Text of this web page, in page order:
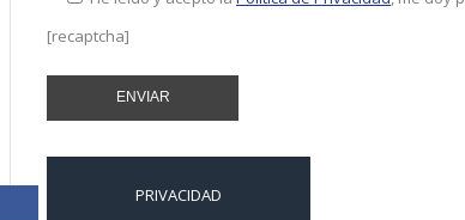
[recaptcha]
PRIVACIDAD